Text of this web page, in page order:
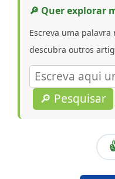
🔎 Quer explorar
Escreva uma
descubra outros
🔎 Pesquisar